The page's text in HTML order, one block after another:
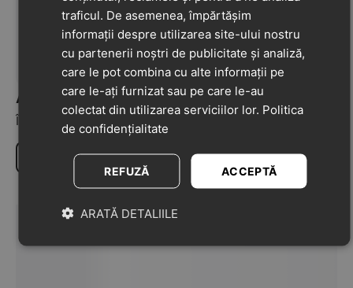
Nu au fost găsite recenzii
Adaugă o recenzie la acest produs
Împărtășiți-vă opiniile despre acest produs cu alți clienți
Scrie o recenzie
traficul. De asemenea, împărtășim
informații despre utilizarea site-ului nostru
cu partenerii noștri de publicitate și analiză,
care le pot combina cu alte informații pe
care le-ați furnizat sau pe care le-au
colectat din utilizarea serviciilor lor. Politica
de confidențialitate
ACCEPTĂ
REFUZĂ
ARATĂ DETALIILE